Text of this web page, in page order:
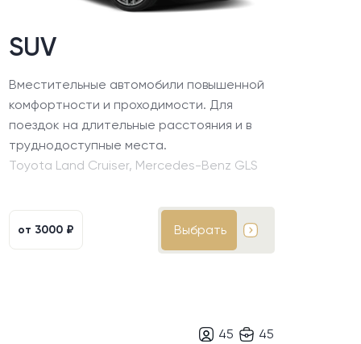
SUV
Вместительные автомобили повышенной
комфортности и проходимости. Для
поездок на длительные расстояния и в
труднодоступные места.
Toyota Land Cruiser, Mercedes-Benz GLS
от 3000 ₽ Выбрать
45 45